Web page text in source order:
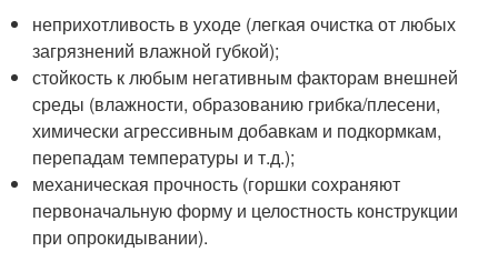
неприхотливость в уходе (легкая очистка от любых
загрязнений влажной губкой);
стойкость к любым негативным факторам внешней
среды (влажности, образованию грибка/плесени,
химически агрессивным добавкам и подкормкам,
перепадам температуры и т.д.);
механическая прочность (горшки сохраняют
первоначальную форму и целостность конструкции
при опрокидывании).